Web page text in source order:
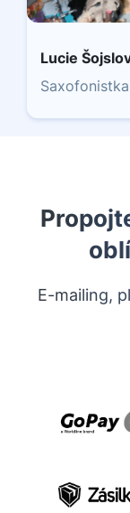
Lucie
Saxofonistka
E-mailing,